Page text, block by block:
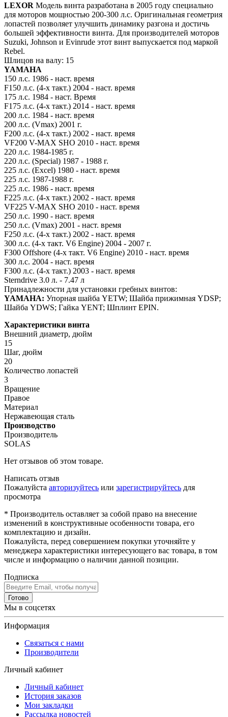
LEXOR Модель винта разработана в 2005 году специально
для моторов мощностью 200-300 л.с. Оригинальная геометрия
лопастей позволяет улучшить динамику разгона и достичь
большей эффективности винта. Для производителей моторов
Suzuki, Johnson и Evinrude этот винт выпускается под маркой
Rebеl.
Шлицов на валу: 15
YAMAHA
150 л.с. 1986 - наст. время
F150 л.с. (4-х такт.) 2004 - наст. время
175 л.с. 1984 - наст. Время
F175 л.с. (4-х такт.) 2014 - наст. время
200 л.с. 1984 - наст. время
200 л.с. (Vmax) 2001 г.
F200 л.с. (4-х такт.) 2002 - наст. время
VF200 V-MAX SHO 2010 - наст. время
220 л.с. 1984-1985 г.
220 л.с. (Special) 1987 - 1988 г.
225 л.с. (Excel) 1980 - наст. время
225 л.с. 1987-1988 г.
225 л.с. 1986 - наст. время
F225 л.с. (4-х такт.) 2002 - наст. время
VF225 V-MAX SHO 2010 - наст. время
250 л.с. 1990 - наст. время
250 л.с. (Vmax) 2001 - наст. время
F250 л.с. (4-х такт.) 2002 - наст. время
300 л.с. (4-х такт. V6 Engine) 2004 - 2007 г.
F300 Offshore (4-х такт. V6 Engine) 2010 - наст. время
300 л.с. 2004 - наст. время
F300 л.с. (4-х такт.) 2003 - наст. время
Sterndrive 3.0 л. - 7.47 л
Принадлежности для установки гребных винтов:
YAMAHA: Упорная шайба YETW; Шайба прижимная YDSP;
Шайба YDWS; Гайка YENT; Шплинт EPIN.
Характеристики винта
Внешний диаметр, дюйм
15
Шаг, дюйм
20
Количество лопастей
3
Вращение
Правое
Материал
Нержавеющая сталь
Производство
Производитель
SOLAS
Нет отзывов об этом товаре.
Написать отзыв
Пожалуйста авторизуйтесь или зарегистрируйтесь для
просмотра
* Производитель оставляет за собой право на внесение
изменений в конструктивные особенности товара, его
комплектацию и дизайн.
Пожалуйста, перед совершением покупки уточняйте у
менеджера характеристики интересующего вас товара, в том
числе и информацию о наличии данной позиции.
Подписка
Готово
Мы в соцсетях
Информация
Связаться с нами
Производители
Личный кабинет
Личный кабинет
История заказов
Мои закладки
Рассылка новостей